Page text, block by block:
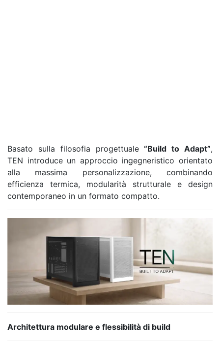
Basato sulla filosofia progettuale“Build to Adapt”,
TEN introduce un approccio ingegneristico orientato
alla massima personalizzazione, combinando
efficienza termica, modularità strutturale e design
contemporaneo in un formato compatto.
Architettura modulare e flessibilità di build